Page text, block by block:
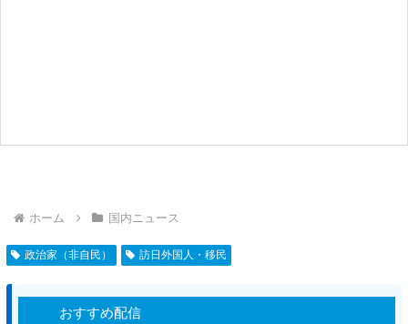
ホーム 国内ニュース
政治家（非自民） 訪日外国人・移民
おすすめ配信